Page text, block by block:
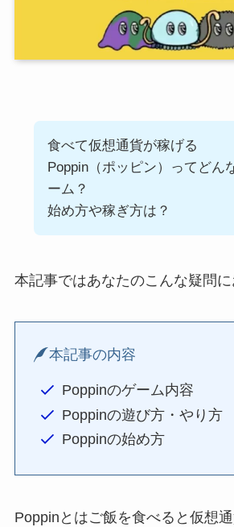
食べて仮想通貨が稼げる
Poppin（ポッピン）ってどん
ーム？
始め方や稼ぎ方は？
本記事ではあなたのこんな疑問に
本記事の内容
Poppinのゲーム内容
Poppinの遊び方・やり方
Poppinの始め方
Poppinとはご飯を食べると仮想